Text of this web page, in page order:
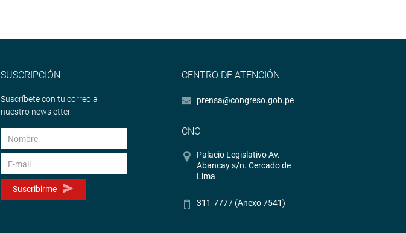
SUSCRIPCIÓN
Suscríbete con tu correo a
nuestro newsletter.
Suscribirme
CENTRO DE ATENCIÓN
prensa@congreso.gob.pe
CNC
Palacio Legislativo Av.
Abancay s/n. Cercado de
Lima
311-7777 (Anexo 7541)